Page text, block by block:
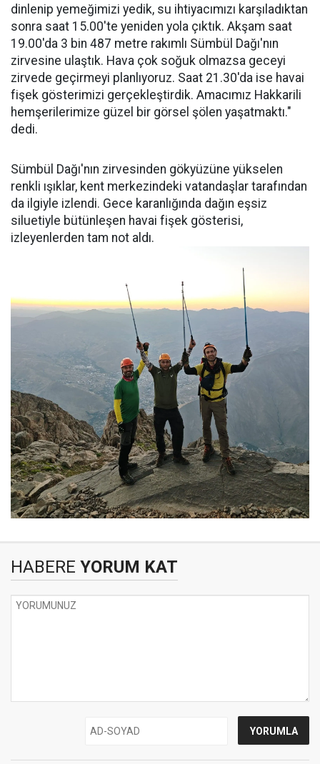
dinlenip yemeğimizi yedik, su ihtiyacımızı karşıladıktan
sonra saat 15.00'te yeniden yola çıktık. Akşam saat
19.00'da 3 bin 487 metre rakımlı Sümbül Dağı'nın
zirvesine ulaştık. Hava çok soğuk olmazsa geceyi
zirvede geçirmeyi planlıyoruz. Saat 21.30'da ise havai
fişek gösterimizi gerçekleştirdik. Amacımız Hakkarili
hemşerilerimize güzel bir görsel şölen yaşatmaktı."
dedi.
Sümbül Dağı'nın zirvesinden gökyüzüne yükselen
renkli ışıklar, kent merkezindeki vatandaşlar tarafından
da ilgiyle izlendi. Gece karanlığında dağın eşsiz
siluetiyle bütünleşen havai fişek gösterisi,
izleyenlerden tam not aldı.
HABERE YORUM KAT